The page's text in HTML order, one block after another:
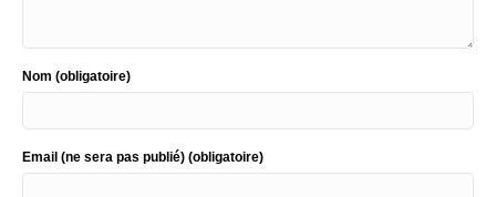
Nom (obligatoire)
Email (ne sera pas publié) (obligatoire)